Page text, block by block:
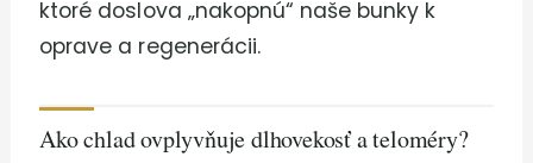
ktoré doslova „nakopnú“ naše bunky k
oprave a regenerácii.
Ako chlad ovplyvňuje dlhovekosť a teloméry?